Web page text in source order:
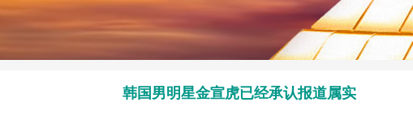
韩国男明星金宣虎已经承认报道属实